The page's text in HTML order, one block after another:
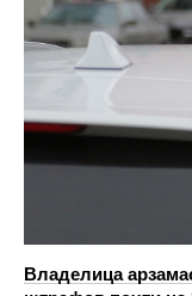
Владелица